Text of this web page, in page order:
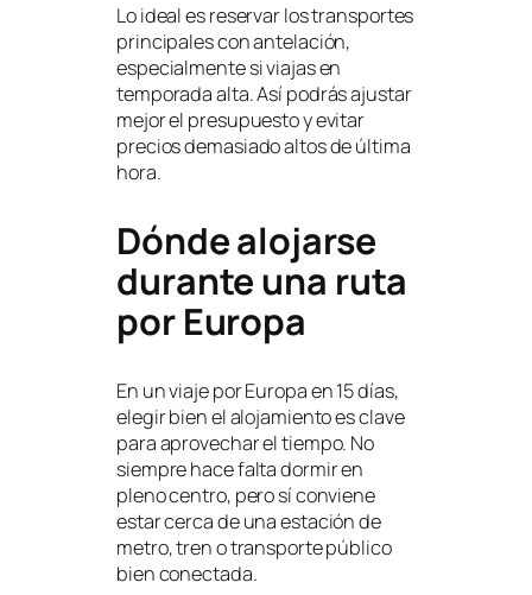
Lo ideal es reservar los transportes
principales con antelación,
especialmente si viajas en
temporada alta. Así podrás ajustar
mejor el presupuesto y evitar
precios demasiado altos de última
hora.
Dónde alojarse
durante una ruta
por Europa
En un viaje por Europa en 15 días,
elegir bien el alojamiento es clave
para aprovechar el tiempo. No
siempre hace falta dormir en
pleno centro, pero sí conviene
estar cerca de una estación de
metro, tren o transporte público
bien conectada.